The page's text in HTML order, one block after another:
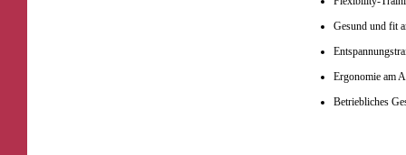
Gesund und fit
Ergonomie am
Betriebliches